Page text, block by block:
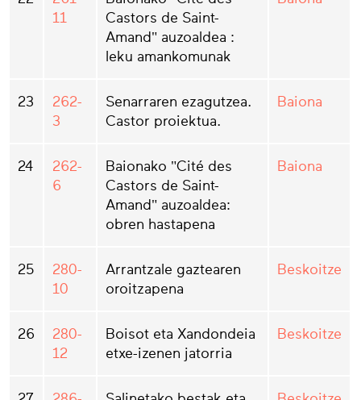
11
Castors de Saint-
Amand" auzoaldea :
leku amankomunak
23
262-
3
Senarraren ezagutzea.
Castor proiektua.
Baiona
24
262-
6
Baionako "Cité des
Castors de Saint-
Amand" auzoaldea:
obren hastapena
Baiona
25
280-
10
Arrantzale gaztearen
oroitzapena
Beskoitze
26
280-
12
Boisot eta Xandondeia
etxe-izenen jatorria
Beskoitze